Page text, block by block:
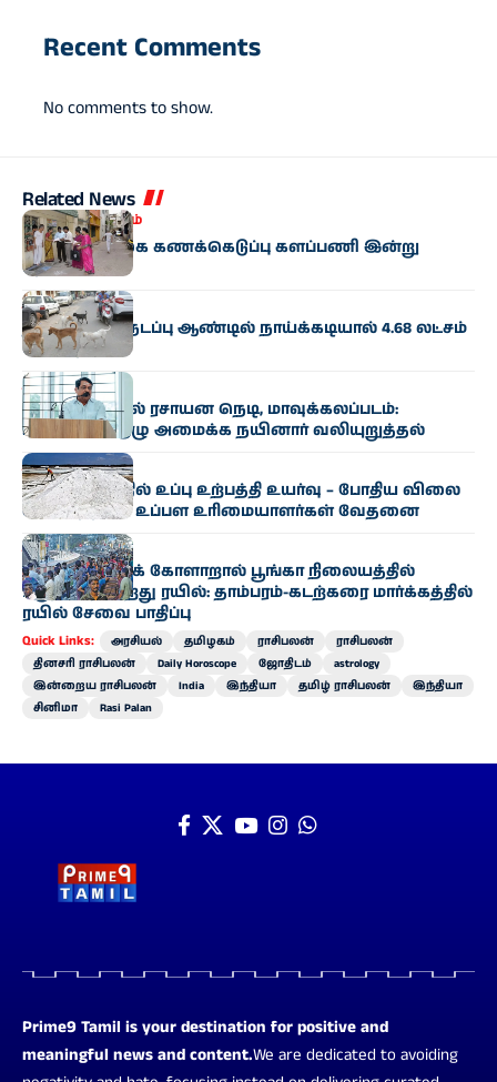
Recent Comments
No comments to show.
Related News
இந்தியாதமிழகம்
மக்கள்தொகை கணக்கெடுப்பு களப்பணி இன்று
தொடக்கம்
தமிழகம்
தமிழகத்தில் நடப்பு ஆண்டில் நாய்க்கடியால் 4.68 லட்சம்
பேர் பாதிப்பு
தமிழகம்
ஆவின் பாலில் ரசாயன நெடி, மாவுக்கலப்படம்:
உயர்மட்டக் குழு அமைக்க நயினார் வலியுறுத்தல்
தமிழகம்
ராமநாதபுரத்தில் உப்பு உற்பத்தி உயர்வு – போதிய விலை
இல்லாததால் உப்பள உரிமையாளர்கள் வேதனை
தமிழகம்
தொழில்நுட்பக் கோளாறால் பூங்கா நிலையத்தில்
பழுதாகி நின்றது ரயில்: தாம்பரம்-கடற்கரை மார்க்கத்தில்
ரயில் சேவை பாதிப்பு
Quick Links: அரசியல் தமிழகம் ராசிபலன்
ராசிபலன்
தினசரி ராசிபலன்
Daily Horoscope ஜோதிடம்
astrology
இன்றைய ராசிபலன்
India இந்தியா தமிழ் ராசிபலன்
இந்தியா
சினிமா
Rasi Palan
Prime9 Tamil is your destination for positive and
meaningful news and content.We are dedicated to avoiding